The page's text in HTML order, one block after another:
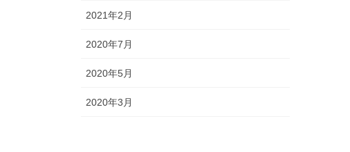
2021年2月
2020年7月
2020年5月
2020年3月